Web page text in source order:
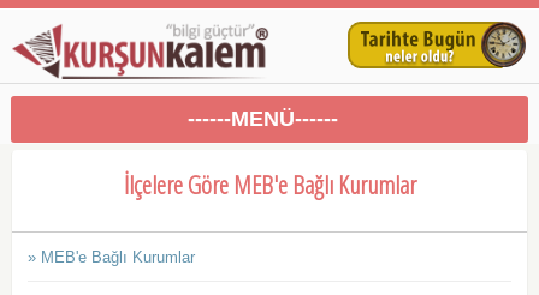
------MENÜ------
İlçelere Göre MEB'e Bağlı Kurumlar
» MEB'e Bağlı Kurumlar